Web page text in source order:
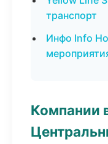
транспорт
Инфо Info
Компании